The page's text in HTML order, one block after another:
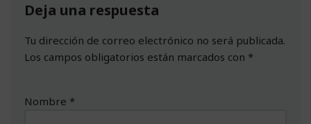
Deja una respuesta
Tu dirección de correo electrónico no será publicada.
Los campos obligatorios están marcados con *
Nombre *